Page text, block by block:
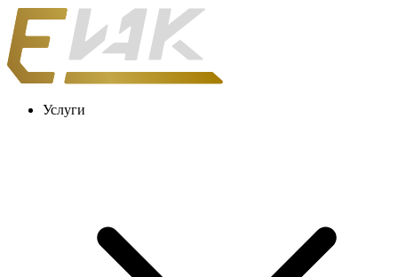
Услуги